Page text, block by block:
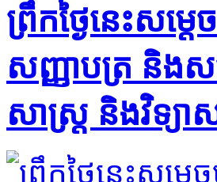
ព្រឹកថ្ងៃនេះស
សញ្ញាបត្រ និងស
សាស្ត្រ និងវិទ្យា